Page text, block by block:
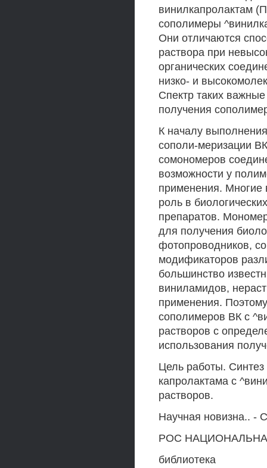
винилкапролактам
сополимеры
Они отличаются
раствора при
органических
низко- и
Спектр таких
получения
К началу
сополи-меризации
сомономеров
возможности у
применения. Многие
роль в
препаратов.
для получения
фотопроводников,
модификаторов
большинство
виниламидов,
применения.
сополимеров ВК с
растворов с
использования
Цель работы.
капролактама с
растворов.
Научная новизна.. -
РОС
библиотека